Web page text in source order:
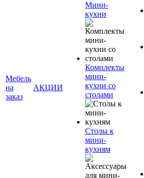
Мебель
на
заказ
АКЦИИ
Мини-
кухни
Комплекты
мини-
кухни со
столами
Столы к
мини-
кухням